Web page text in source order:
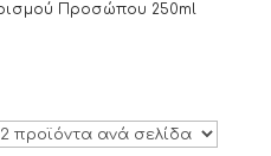
Προσώπου 250ml